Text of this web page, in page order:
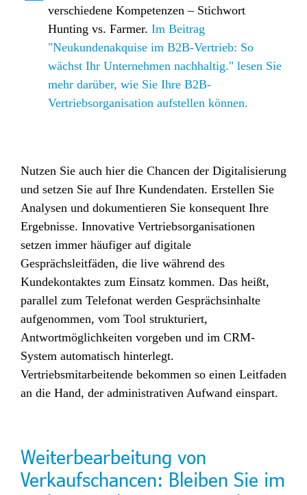
verschiedene Kompetenzen – Stichwort
Hunting vs. Farmer. Im Beitrag
"Neukundenakquise im B2B-Vertrieb: So
wächst Ihr Unternehmen nachhaltig." lesen Sie
mehr darüber, wie Sie Ihre B2B-
Vertriebsorganisation aufstellen können.
Nutzen Sie auch hier die Chancen der Digitalisierung
und setzen Sie auf Ihre Kundendaten. Erstellen Sie
Analysen und dokumentieren Sie konsequent Ihre
Ergebnisse. Innovative Vertriebsorganisationen
setzen immer häufiger auf digitale
Gesprächsleitfäden, die live während des
Kundekontaktes zum Einsatz kommen. Das heißt,
parallel zum Telefonat werden Gesprächsinhalte
aufgenommen, vom Tool strukturiert,
Antwortmöglichkeiten vorgeben und im CRM-
System automatisch hinterlegt.
Vertriebsmitarbeitende bekommen so einen Leitfaden
an die Hand, der administrativen Aufwand einspart.
Weiterbearbeitung von
Verkaufschancen: Bleiben Sie im